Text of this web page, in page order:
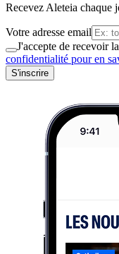
Recevez Aleteia chaque
Votre adresse email
J'accepte de recevoir
confidentialité pour en
S'inscrire